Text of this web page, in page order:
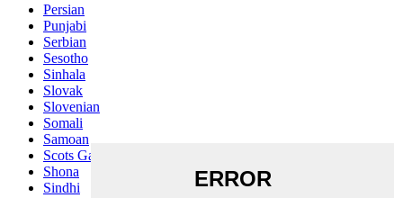
Persian
Punjabi
Serbian
Sesotho
Sinhala
Slovak
Slovenian
Somali
Samoan
Scots Gaelic
Shona
Sindhi